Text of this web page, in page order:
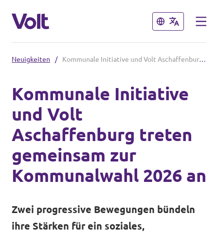
Schließen
Lokale Teams
Volt in Deutschland
Website
Volt in deinem Bundesland
Volt Deutschland Merchandise Shop
Schließen
Programm
Über Volt
Menschen
Neuigkeiten
Neuigkeiten / Kommunale Initiative und Volt Aschaffenburg treten gemeinsam zur Kommunalwahl 2026 an
Kommunale Initiative
und Volt
Aschaffenburg treten
gemeinsam zur
Kommunalwahl 2026 an
Zwei progressive Bewegungen bündeln
ihre Stärken für ein soziales,